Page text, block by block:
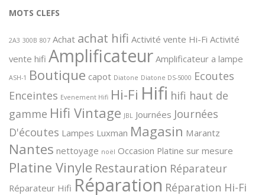
MOTS CLEFS
2A3 300B 807 Achat achat hifi Activité vente Hi-Fi Activité
vente hifi Amplificateur Amplificateur a lampe
ASH-1 Boutique capot Diatone Diatone DS-5000 Ecoutes
Enceintes Evenement Hifi Hi-Fi Hifi hifi haut de
gamme Hifi Vintage JBL Journées Journées
D'écoutes Lampes Luxman Magasin Marantz
Nantes nettoyage noël Occasion Platine sur mesure
Platine Vinyle Restauration Réparateur
Réparateur Hifi Réparation Réparation Hi-Fi